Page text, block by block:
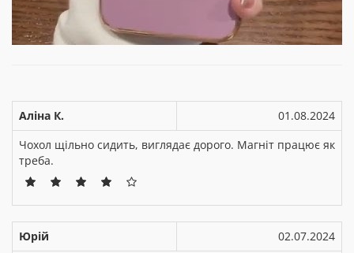
Аліна К.
01.08.2024
Чохол щільно сидить, виглядає дорого. Магніт працює як
треба.
Юрій
02.07.2024